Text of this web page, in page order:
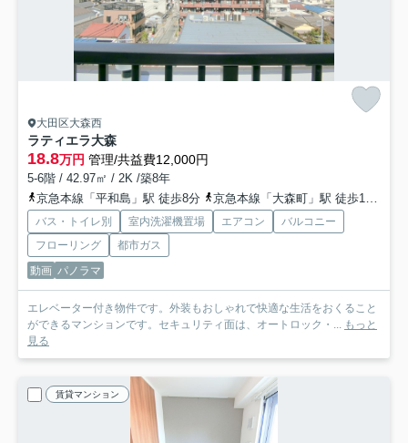
大田区大森西
ラティエラ大森
18.8万円 管理/共益費12,000円
5-6階 / 42.97㎡ / 2K /築8年
京急本線「平和島」駅 徒歩8分
京急本線「大森町」駅 徒歩10分
バス・トイレ別 室内洗濯機置場 エアコン
バルコニー
フローリング
都市ガス
動画 パノラマ
エレベーター付き物件です。外装もおしゃれで快適な生活をおくること
ができるマンションです。セキュリティ面は、オートロック・... もっと
見る
賃貸マンション